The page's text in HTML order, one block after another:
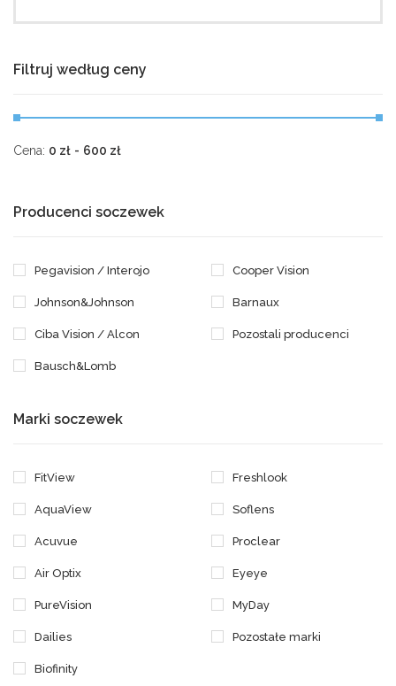
Filtruj według ceny
Cena: 0 zł - 600 zł
Producenci soczewek
Pegavision / Interojo
Johnson&Johnson
Ciba Vision / Alcon
Bausch&Lomb
Cooper Vision
Barnaux
Pozostali producenci
Marki soczewek
FitView
AquaView
Acuvue
Air Optix
PureVision
Dailies
Biofinity
Freshlook
Soflens
Proclear
Eyeye
MyDay
Pozostałe marki